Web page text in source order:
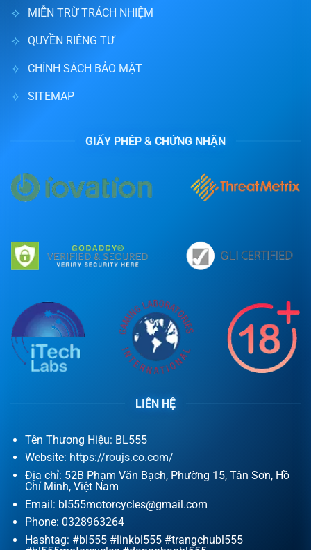
MIỄN TRỪ TRÁCH NHIỆM
QUYỀN RIÊNG TƯ
CHÍNH SÁCH BẢO MẬT
SITEMAP
GIẤY PHÉP & CHỨNG NHẬN
LIÊN HỆ
Tên Thương Hiệu: BL555
Website: https://roujs.co.com/
Địa chỉ: 52B Phạm Văn Bạch, Phường 15, Tân Sơn, Hồ
Chí Minh, Việt Nam
Email: bl555motorcycles@gmail.com
Phone: 0328963264
Hashtag: #bl555 #linkbl555 #trangchubl555